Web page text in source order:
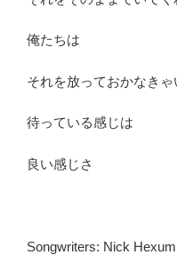
俺たちは
それを放っておかなき
待っている感じは
良い感じさ
Songwriters: Nick